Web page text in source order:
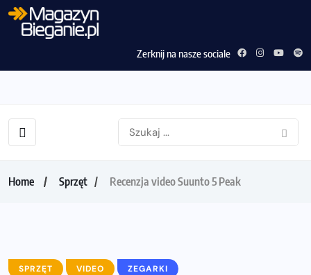
Zerknij na nasze sociale
Home Sprzęt Recenzja video Suunto 5 Peak
SPRZĘT VIDEO ZEGARKI